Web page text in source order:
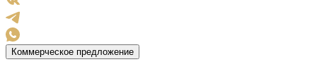
Коммерческое предложение